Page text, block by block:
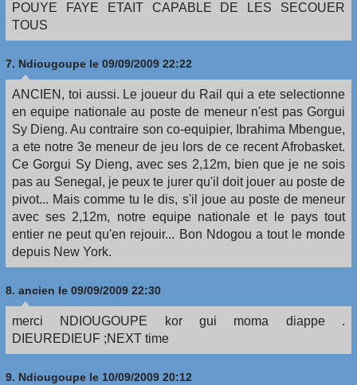
POUYE FAYE ETAIT CAPABLE DE LES SECOUER
TOUS
7. Ndiougoupe le 09/09/2009 22:22
ANCIEN, toi aussi. Le joueur du Rail qui a ete selectionne
en equipe nationale au poste de meneur n'est pas Gorgui
Sy Dieng. Au contraire son co-equipier, Ibrahima Mbengue,
a ete notre 3e meneur de jeu lors de ce recent Afrobasket.
Ce Gorgui Sy Dieng, avec ses 2,12m, bien que je ne sois
pas au Senegal, je peux te jurer qu'il doit jouer au poste de
pivot... Mais comme tu le dis, s'il joue au poste de meneur
avec ses 2,12m, notre equipe nationale et le pays tout
entier ne peut qu'en rejouir... Bon Ndogou a tout le monde
depuis New York.
8. ancien le 09/09/2009 22:30
merci NDIOUGOUPE kor gui moma diappe .
DIEUREDIEUF ;NEXT time
9. Ndiougoupe le 10/09/2009 20:12